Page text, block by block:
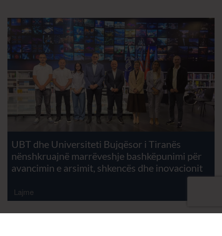
UBT dhe Universiteti Bujqësor i Tiranës
nënshkruajnë marrëveshje bashkëpunimi për
avancimin e arsimit, shkencës dhe inovacionit
Lajme